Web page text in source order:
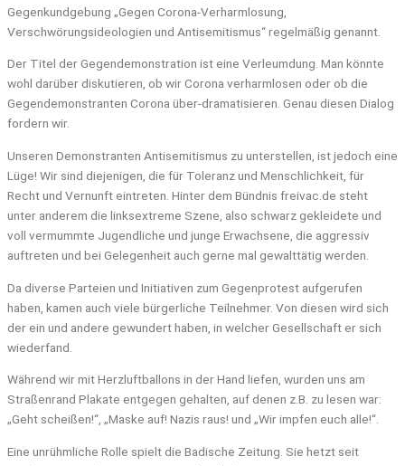
Gegenkundgebung „Gegen Corona-Verharmlosung,
Verschwörungsideologien und Antisemitismus“ regelmäßig genannt.
Der Titel der Gegendemonstration ist eine Verleumdung. Man könnte
wohl darüber diskutieren, ob wir Corona verharmlosen oder ob die
Gegendemonstranten Corona über-dramatisieren. Genau diesen Dialog
fordern wir.
Unseren Demonstranten Antisemitismus zu unterstellen, ist jedoch eine
Lüge! Wir sind diejenigen, die für Toleranz und Menschlichkeit, für
Recht und Vernunft eintreten. Hinter dem Bündnis freivac.de steht
unter anderem die linksextreme Szene, also schwarz gekleidete und
voll vermummte Jugendliche und junge Erwachsene, die aggressiv
auftreten und bei Gelegenheit auch gerne mal gewalttätig werden.
Da diverse Parteien und Initiativen zum Gegenprotest aufgerufen
haben, kamen auch viele bürgerliche Teilnehmer. Von diesen wird sich
der ein und andere gewundert haben, in welcher Gesellschaft er sich
wiederfand.
Während wir mit Herzluftballons in der Hand liefen, wurden uns am
Straßenrand Plakate entgegen gehalten, auf denen z.B. zu lesen war:
„Geht scheißen!“, „Maske auf! Nazis raus! und „Wir impfen euch alle!“.
Eine unrühmliche Rolle spielt die Badische Zeitung. Sie hetzt seit